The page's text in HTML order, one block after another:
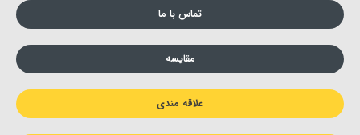
تماس با ما
مقایسه
علاقه مندی